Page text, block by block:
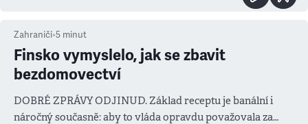
Zahraničí•5 minut
Finsko vymyslelo, jak se zbavit
bezdomovectví
DOBRÉ ZPRÁVY ODJINUD. Základ receptu je banální i
náročný současně: aby to vláda opravdu považovala za